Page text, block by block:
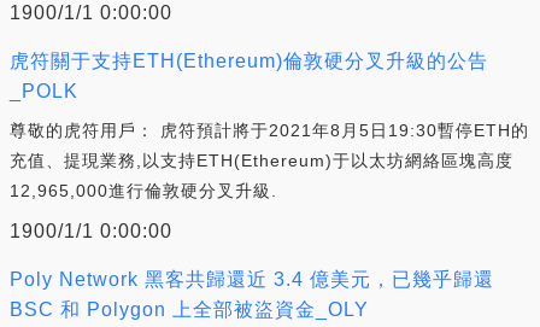
1900/1/1 0:00:00
虎符關于支持ETH(Ethereum)倫敦硬分叉升級的公告
_POLK
尊敬的虎符用戶： 虎符預計將于2021年8月5日19:30暫停ETH的
充值、提現業務,以支持ETH(Ethereum)于以太坊網絡區塊高度
12,965,000進行倫敦硬分叉升級.
1900/1/1 0:00:00
Poly Network 黑客共歸還近 3.4 億美元，已幾乎歸還
BSC 和 Polygon 上全部被盜資金_OLY